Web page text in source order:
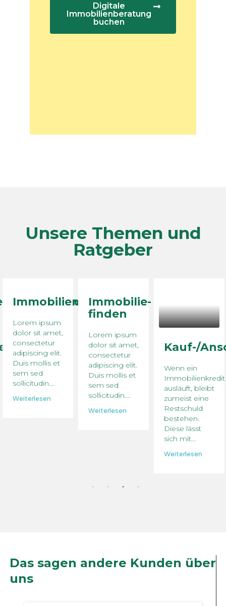
Digitale
Immobilienberatung
buchen
Unsere Themen und
Ratgeber
Sanierung
Immobilienverkauf
Lorem ipsum
dolor sit amet,
consectetur
adipiscing elit.
Duis mollis et
sem sed
sollicitudin....
Weiterlesen
Immobilie-
finden
Lorem ipsum
dolor sit amet,
consectetur
adipiscing elit.
Duis mollis et
sem sed
sollicitudin....
Weiterlesen
Kauf-/
Wenn ein
Immobilienkredit
ausläuft, bleibt
zumeist eine
Restschuld
bestehen.
Diese lässt
sich mit...
Weiterlesen
Das sagen andere Kunden über
uns